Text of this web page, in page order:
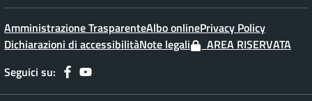
Amministrazione TrasparenteAlbo onlinePrivacy Policy
Dichiarazioni di accessibilitàNote legali
AREA RISERVATA
Seguici su: